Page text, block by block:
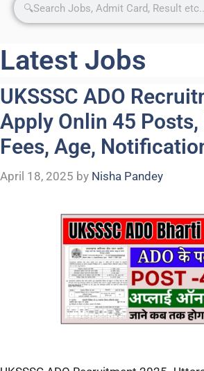
Latest Jobs
UKSSSC ADO
Apply Onlin 45
Fees, Age,
April 18, 2025 by Nisha Pandey